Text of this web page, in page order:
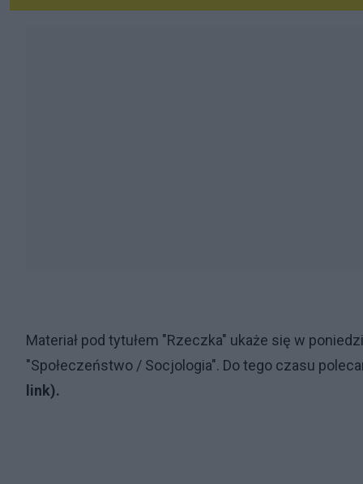
Materiał pod tytułem "Rzeczka" ukaże się w
"Społeczeństwo / Socjologia". Do tego czasu
link).